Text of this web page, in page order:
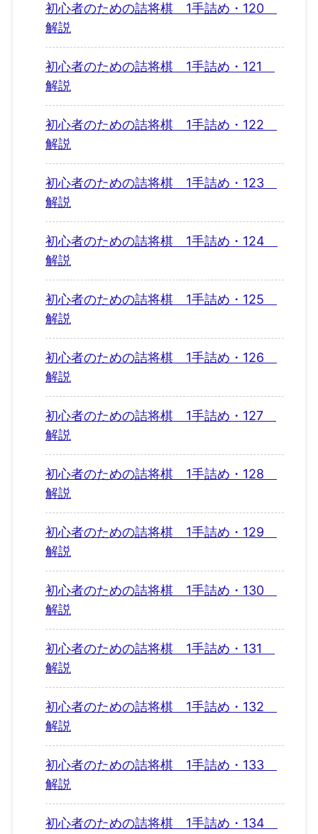
初心者のための詰将棋 1手詰め・120
解説
初心者のための詰将棋 1手詰め・121
解説
初心者のための詰将棋 1手詰め・122
解説
初心者のための詰将棋 1手詰め・123
解説
初心者のための詰将棋 1手詰め・124
解説
初心者のための詰将棋 1手詰め・125
解説
初心者のための詰将棋 1手詰め・126
解説
初心者のための詰将棋 1手詰め・127
解説
初心者のための詰将棋 1手詰め・128
解説
初心者のための詰将棋 1手詰め・129
解説
初心者のための詰将棋 1手詰め・130
解説
初心者のための詰将棋 1手詰め・131
解説
初心者のための詰将棋 1手詰め・132
解説
初心者のための詰将棋 1手詰め・133
解説
初心者のための詰将棋 1手詰め・134